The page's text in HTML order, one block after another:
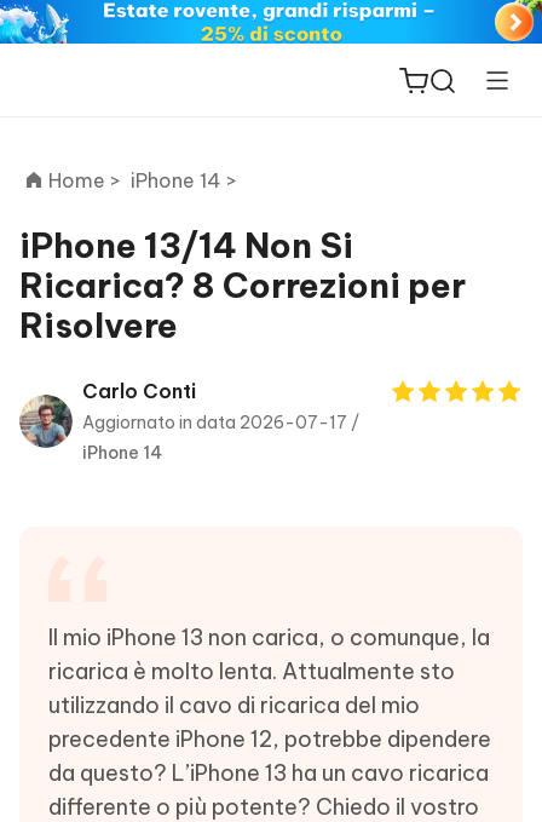
ReiBoot
for iOS
PDNob
PDF
Editor
New
Home > iPhone 14 >
iPhone 13/14 Non Si
Ricarica? 8 Correzioni per
Risolvere
Carlo Conti
Aggiornato in data 2026-07-17 /
iPhone 14
Il mio iPhone 13 non carica, o comunque, la
ricarica è molto lenta. Attualmente sto
utilizzando il cavo di ricarica del mio
precedente iPhone 12, potrebbe dipendere
da questo? L’iPhone 13 ha un cavo ricarica
differente o più potente? Chiedo il vostro